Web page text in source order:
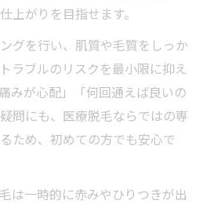
上がりを目指せます。
グを行い、肌質や毛質をしっか
ラブルのリスクを最小限に抑え
みが心配」「何回通えば良いの
問にも、医療脱毛ならではの専
ため、初めての方でも安心で
は一時的に赤みやひりつきが出